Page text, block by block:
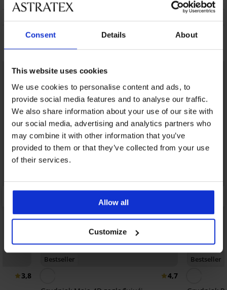
Consent Details About
This website uses cookies
We use cookies to personalise content and ads, to
provide social media features and to analyse our traffic.
We also share information about your use of our site with
our social media, advertising and analytics partners who
may combine it with other information that you’ve
provided to them or that they’ve collected from your use
of their services.
Allow all
Customize
Možda će vam se svidjeti
3,8
Bestseller
4,7
Bestseller